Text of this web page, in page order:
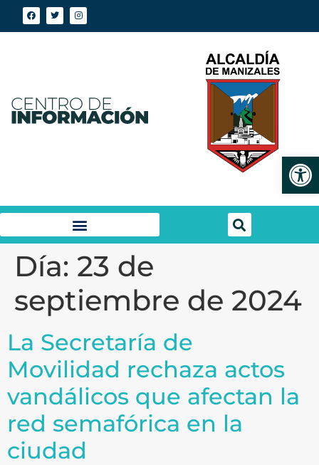
Día: 23 de
septiembre de 2024
La Secretaría de
Movilidad rechaza actos
vandálicos que afectan la
red semafórica en la
ciudad